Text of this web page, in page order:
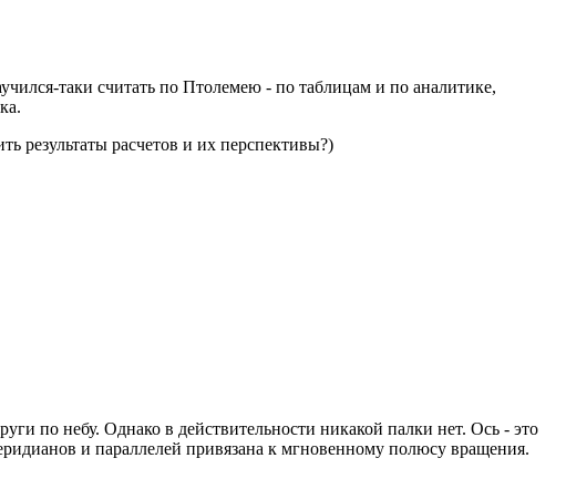
таки считать по Птолемею - по таблицам и по аналитике,
результаты расчетов и их перспективы?)
по небу. Однако в действительности никакой палки нет. Ось - это
и параллелей привязана к мгновенному полюсу вращения.